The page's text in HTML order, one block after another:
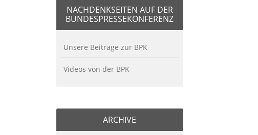
NACHDENKSEITEN AUF DER
BUNDESPRESSEKONFERENZ
Unsere Beiträge zur BPK
Videos von der BPK
ARCHIVE